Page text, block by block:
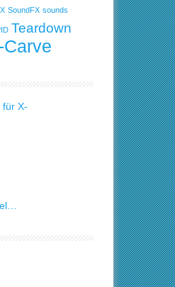
SoundFX sounds
Teardown
Carve
für X-